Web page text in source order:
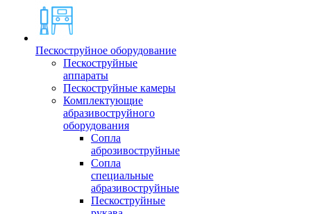
Пескоструйное оборудование
Пескоструйные
аппараты
Пескоструйные камеры
Комплектующие
абразивоструйного
оборудования
Сопла
аброзивоструйные
Сопла
специальные
абразивоструйные
Пескоструйные